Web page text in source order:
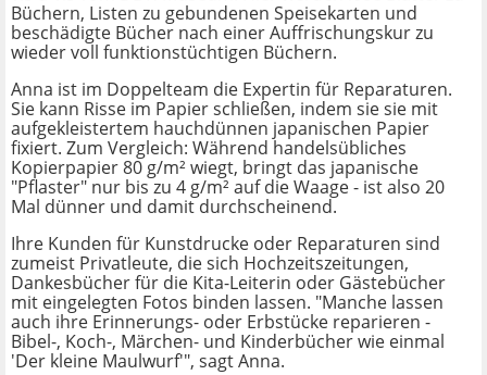
Büchern, Listen zu gebundenen Speisekarten und
beschädigte Bücher nach einer Auffrischungskur zu
wieder voll funktionstüchtigen Büchern.
Anna ist im Doppelteam die Expertin für Reparaturen.
Sie kann Risse im Papier schließen, indem sie sie mit
aufgekleistertem hauchdünnen japanischen Papier
fixiert. Zum Vergleich: Während handelsübliches
Kopierpapier 80 g/m² wiegt, bringt das japanische
"Pflaster" nur bis zu 4 g/m² auf die Waage - ist also 20
Mal dünner und damit durchscheinend.
Ihre Kunden für Kunstdrucke oder Reparaturen sind
zumeist Privatleute, die sich Hochzeitszeitungen,
Dankesbücher für die Kita-Leiterin oder Gästebücher
mit eingelegten Fotos binden lassen. "Manche lassen
auch ihre Erinnerungs- oder Erbstücke reparieren -
Bibel-, Koch-, Märchen- und Kinderbücher wie einmal
'Der kleine Maulwurf'", sagt Anna.